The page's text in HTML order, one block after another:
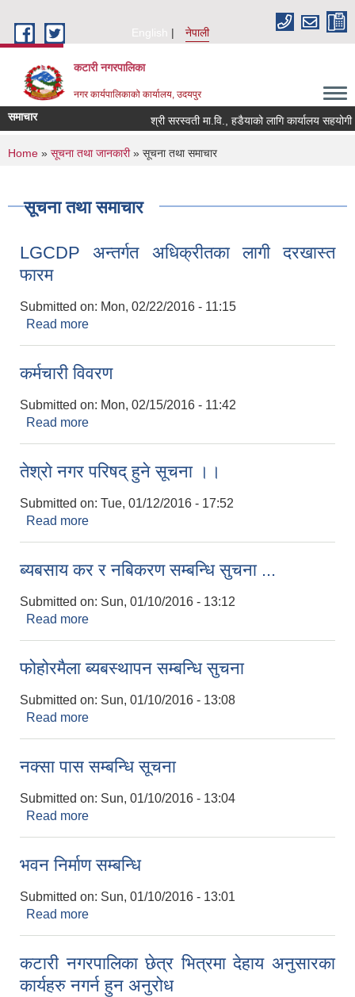
English
नेपाली
कटारी नगरपालिका
नगर कार्यपालिकाको कार्यालय, उदयपुर
समाचार श्री सरस्वती मा.वि., हडैयाको लागि कार्यालय सहयोगी
You are here
Home » सूचना तथा जानकारी» सूचना तथा समाचार
सूचना तथा समाचार
LGCDP अन्तर्गत अधिक्रीतका लागी दरखास्त
फारम
Submitted on: Mon, 02/22/2016 - 11:15
Read more
कर्मचारी विवरण
Submitted on: Mon, 02/15/2016 - 11:42
Read more
तेश्राे नगर परिषद् हुने सूचना ।।
Submitted on: Tue, 01/12/2016 - 17:52
Read more
ब्यबसाय कर र नबिकरण सम्बन्धि सुचना ...
Submitted on: Sun, 01/10/2016 - 13:12
Read more
फोहोरमैला ब्यबस्थापन सम्बन्धि सुचना
Submitted on: Sun, 01/10/2016 - 13:08
Read more
नक्सा पास सम्बन्धि सूचना
Submitted on: Sun, 01/10/2016 - 13:04
Read more
भवन निर्माण सम्बन्धि
Submitted on: Sun, 01/10/2016 - 13:01
Read more
कटारी नगरपालिका छेत्र भित्रमा देहाय अनुसारका
कार्यहरु नगर्न हुन अनुरोध